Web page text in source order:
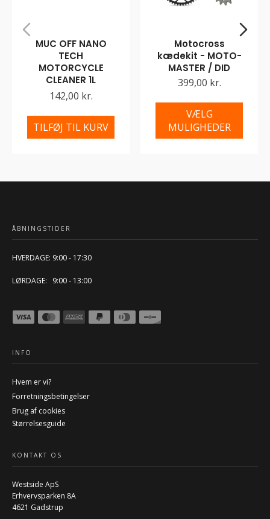
MUC OFF NANO
TECH
MOTORCYCLE
CLEANER 1L
142,00 kr.
TILFØJ TIL KURV
Motocross
kædekit - MOTO-
MASTER / DID
399,00 kr.
VÆLG
MULIGHEDER
ÅBNINGSTIDER
HVERDAGE: 9:00 - 17:30
LØRDAGE: 9:00 - 13:00
INFO
Hvem er vi?
Forretningsbetingelser
Brug af cookies
Størrelsesguide
KONTAKT OS
Westside ApS
Erhvervsparken 8A
4621 Gadstrup